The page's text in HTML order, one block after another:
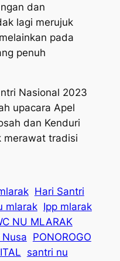
dan
lagi merujuk
pada
penuh
Nasional 2023
upacara Apel
dan Kenduri
merawat tradisi
Hari Santri
mlarak Ipp mlarak
NU MLARAK
Nusa PONOROGO
santri nu